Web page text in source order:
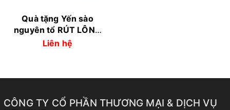
Quà tặng Yến sào
nguyên tổ RÚT LÔNG
KHÔ thượng hạng -
Liên hệ
CÔNG TY CỔ PHẦN THƯƠNG MẠI & DỊCH VỤ